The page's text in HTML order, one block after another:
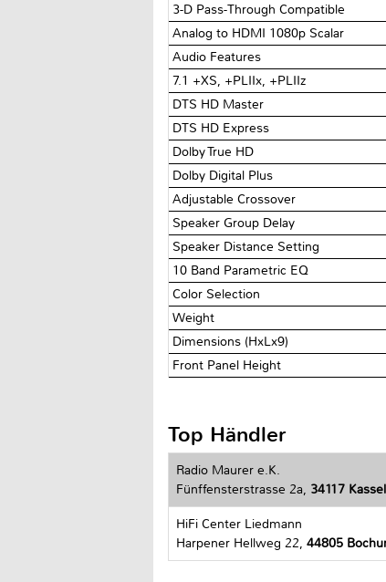
3-D Pass-Through Compatible
Analog to HDMI 1080p Scalar
Audio Features
7.1 +XS, +PLIIx, +PLIIz
DTS HD Master
DTS HD Express
Dolby True HD
Dolby Digital Plus
Adjustable Crossover
Speaker Group Delay
Speaker Distance Setting
10 Band Parametric EQ
Color Selection
Weight
Dimensions (HxLx9)
Front Panel Height
Top Händler
Radio Maurer e.K.
Fünffensterstrasse 2a, 34117 Kassel
HiFi Center Liedmann
Harpener Hellweg 22, 44805